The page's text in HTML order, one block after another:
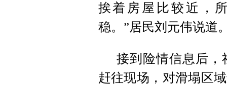
挨着房屋比较近，
稳。”居民刘元伟说道
接到险情信息后，
赶往现场，对滑塌区